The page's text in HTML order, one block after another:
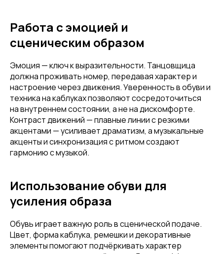
Работа с эмоцией и
сценическим образом
Эмоция — ключ к выразительности. Танцовщица
должна проживать номер, передавая характер и
настроение через движения. Уверенность в обуви и
техника на каблуках позволяют сосредоточиться
на внутреннем состоянии, а не на дискомфорте.
Контраст движений — плавные линии с резкими
акцентами — усиливает драматизм, а музыкальные
акценты и синхронизация с ритмом создают
гармонию с музыкой.
Использование обуви для
усиления образа
Обувь играет важную роль в сценической подаче.
Цвет, форма каблука, ремешки и декоративные
элементы помогают подчёркивать характер